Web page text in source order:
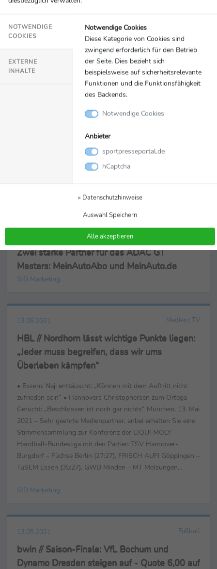
Uhr live bei MagentaSport) unter solchen Vorzeichen
gestanden: Sechzig kann als Dritter mit 65 Punkten vom
Aufstieg träumen – muss also gewinnen, Bayerns Zweite ...
SID Marketing
Zwei starke Partner für das ADAC GT
Masters: MeinAutoAbo und MeinAuto.de
SID Marketing
13.05.2021 Medien / TV
HBL // Nordhorn lässt wichtige Punkte liegen:
„Jeder muss begreifen, dass wir ums
Überleben kämpfen“
• Essens Naji enttäuscht: „Können mit dem Auftritt nicht
zufrieden sein“ • Hannovers Christophersen zum Ortega
Gerücht: „Beschlossen ist noch gar nichts“ München, 13. Mai
2021 – Sehr geehrte Medienpartner, anbei erhalten Sie eine
Stimmensammlung zur Konferenz der LIQUI MOLY
Handball-Bundesliga mit den Partien TSV Hannover-
Burgdorf – Füchse Berlin (27:27), FRISCH AUF! Göppingen –
TuSEM Essen (35:27), GWD Minden – MT Melsungen
SID Marketing
13.05.2021 Fußball
bwin // Saison-Finale: VfL Bochum und
Dynamo Dresden steigen auf - Quote 6,00 auf
NOTWENDIGE
COOKIES
EXTERNE
INHALTE
Notwendige Cookies
Diese Kategorie von Cookies sind
zwingend erforderlich für den Betrieb
der Seite. Dies bezieht sich
beispielsweise auf sicherheitsrelevante
Funktionen und die Funktionsfähigkeit
des Backends.
Notwendige Cookies
Anbieter
sportpresseportal.de
hCaptcha
» Datenschutzhinweise
Auswahl Speichern
Alle akzeptieren